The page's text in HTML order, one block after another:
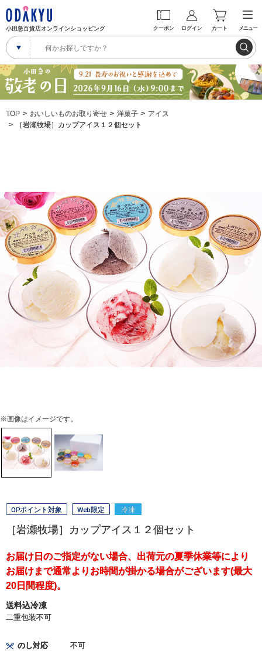
小田急百貨店オンラインショッピング クーポン ログイン カート メニュー
TOP おいしいものお取り寄せ 洋菓子
アイス
［岩瀬牧場］カップアイス１２個セット
※画像はイメージです。
OPポイント対象 Web限定 冷凍
［岩瀬牧場］カップアイス１２個セット
お届け日のご指定がない場合、出荷元の夏季休業等により
お届けまで通常よりお時間が掛かる場合がございます(最大
20日間程度)。
送料込冷凍
二重包装不可
のし対応 不可